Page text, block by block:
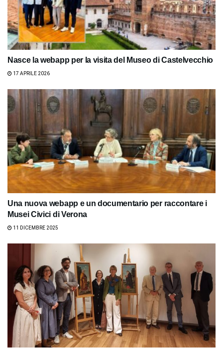
Nasce la webapp per la visita del Museo di Castelvecchio
17 APRILE 2026
Una nuova webapp e un documentario per raccontare i
Musei Civici di Verona
11 DICEMBRE 2025